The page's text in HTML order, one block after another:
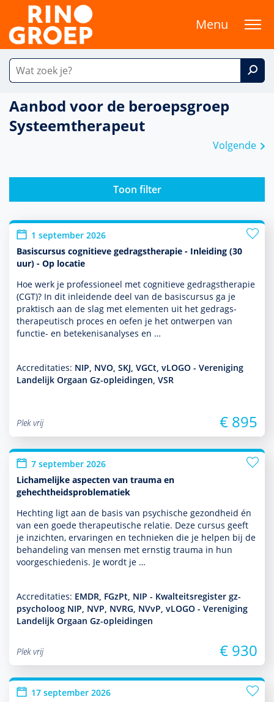
Menu
Aanbod voor de beroepsgroep
Systeemtherapeut
Volgende
Toon filter
1 september 2026
Basiscursus cognitieve gedragstherapie - Inleiding (30
uur) - Op locatie
Hoe werk je professioneel met cogni­tieve gedrags­thera­pie
(CGT)? In dit inleidende deel van de basis­cursus ga je
prak­tisch aan de slag met elementen uit het gedrags­
thera­peu­tisch proces en oefen je het ontwerpen van
functie- en bete­kenisanalyses en …
Accreditaties: NIP, NVO, SKJ, VGCt, vLOGO - Vereniging
Landelijk Orgaan Gz-opleidingen, VSR
Plek vrij € 895
7 september 2026
Lichamelijke aspecten van trauma en
gehechtheidsproblematiek
Hechting ligt aan de basis van psychische gezond­heid én
van een goede thera­peu­tische relatie. Deze cursus geeft
je inzichten, ervaringen en tech­nieken die je helpen bij de
behan­del­ing van mensen met ernstig trauma in hun
voorgeschiedenis. Je wordt je …
Accreditaties: EMDR, FGzPt, NIP - Kwalteitsregister gz-
psycholoog NIP, NVP, NVRG, NVvP, vLOGO - Vereniging
Landelijk Orgaan Gz-opleidingen
Plek vrij € 930
17 september 2026